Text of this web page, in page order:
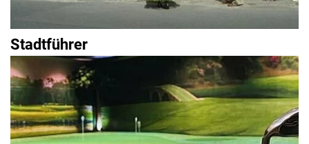
Stadtführer